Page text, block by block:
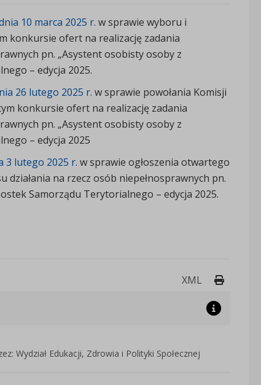
10 marca 2025 r. w sprawie wyboru i
konkursie ofert na realizację zadania
pn. „Asystent osobisty osoby z
– edycja 2025.
26 lutego 2025 r. w sprawie powołania Komisji
konkursie ofert na realizację zadania
pn. „Asystent osobisty osoby z
– edycja 2025
3 lutego 2025 r. w sprawie ogłoszenia otwartego
na rzecz osób niepełnosprawnych pn.
Samorządu Terytorialnego – edycja 2025.
XML Drukuj
Wydział Edukacji, Zdrowia i Polityki Społecznej